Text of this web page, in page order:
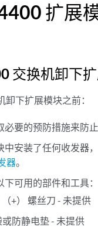
扩展
交换机卸下
卸下扩展模块之前：
必要的预防措施来防
中安装了任何收发器
器。
可用的部件和工具：
（+） 螺丝刀 - 未提供
防静电垫 - 未提供